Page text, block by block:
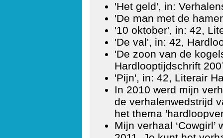
'Het geld', in:
'De man met de
'10 oktober', in: 42,
'De val', in: 42,
'De zoon van de
Hardlooptijdschrift
'Pijn', in: 42, Literair
In 2010 werd mijn
de verhalenwedstrijd
het thema
Mijn verhaal